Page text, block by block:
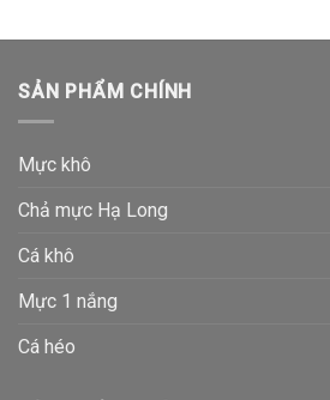
SẢN PHẨM CHÍNH
Mực khô
Chả mực Hạ Long
Cá khô
Mực 1 nắng
Cá héo